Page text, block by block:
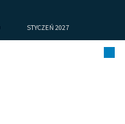
STYCZEŃ 2027